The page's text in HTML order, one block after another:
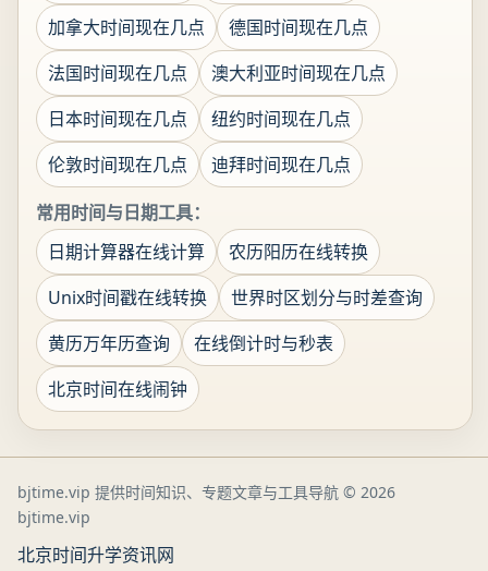
加拿大时间现在几点
德国时间现在几点
法国时间现在几点
澳大利亚时间现在几点
日本时间现在几点
纽约时间现在几点
伦敦时间现在几点
迪拜时间现在几点
常用时间与日期工具：
日期计算器在线计算
农历阳历在线转换
Unix时间戳在线转换
世界时区划分与时差查询
黄历万年历查询
在线倒计时与秒表
北京时间在线闹钟
bjtime.vip 提供时间知识、专题文章与工具导航 © 2026
bjtime.vip
北京时间升学资讯网